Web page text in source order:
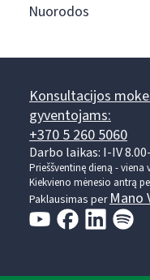
Nuorodos
Konsultacijos
gyventojams:
+370 5 260 5060
Darbo laikas: I-IV
Prieššventinę dieną -
Kiekvieno mėnesio antrą
Paklausimas per Mano